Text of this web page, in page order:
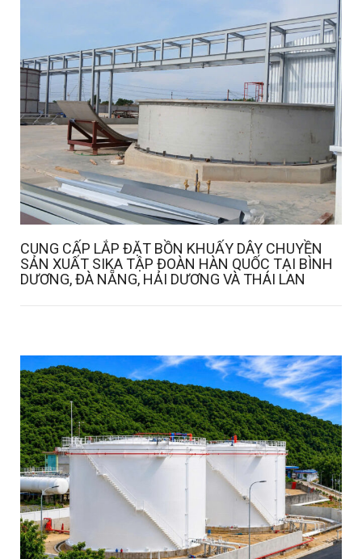
CUNG CẤP LẮP ĐẶT BỒN KHUẤY DÂY CHUYỀN
SẢN XUẤT SIKA TẬP ĐOÀN HÀN QUỐC TẠI BÌNH
DƯƠNG, ĐÀ NẴNG, HẢI DƯƠNG VÀ THÁI LAN